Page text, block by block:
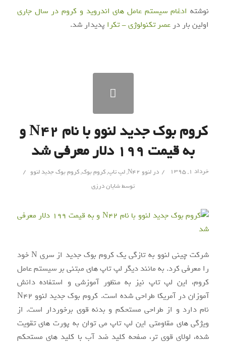
نوشته ادغام سیستم عامل های اندروید و کروم در سال جاری
اولین بار در عصر تکنولوژی - تکرا پدیدار شد.
کروم بوک جدید لنوو با نام N42 و
به قیمت ۱۹۹ دلار معرفی شد
خرداد ۱, ۱۳۹۵ / درلنوو N42 ,لپ تاپ,کروم بوک,کروم بوک جدید لنوو /
توسطشایان درزی
شرکت چینی لنوو به تازگی یک کروم بوک جدید از سری N خود
را معرفی کرد. به مانند دیگر لپ تاپ های مبتنی بر سیستم عامل
کروم، این لپ تاپ نیز به منظور آموزشی و استفاده دانش
آموزان در آمریکا طراحی شده است. کروم بوک جدید لنوو N42
نام دارد و از طراحی مستحکم و بدنه قوی برخوردار است. از
ویژگی های مقاومتی این لپ تاپ می توان به پورت های تقویت
شده، لولای قوی تر، صفحه کلید ضد آب با کلید های مستحکم